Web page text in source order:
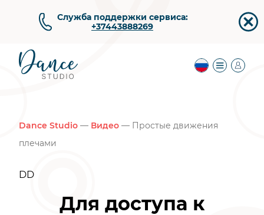
Служба поддержки сервиса:
+37443888269
Dance Studio — Видео — Простые движения
плечами
DD
Для доступа к